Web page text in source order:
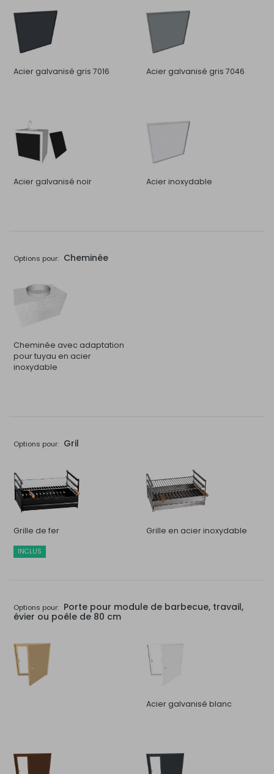
Acier galvanisé gris 7016 Acier galvanisé gris 7046
Acier galvanisé noir Acier inoxydable
Options pour: Cheminée
Cheminée avec adaptation
pour tuyau en acier
inoxydable
Options pour: Gril
Grille de fer
INCLUS
Grille en acier inoxydable
Options pour: Porte pour module de barbecue, travail,
évier ou poêle de 80 cm
Acier galvanisé blanc